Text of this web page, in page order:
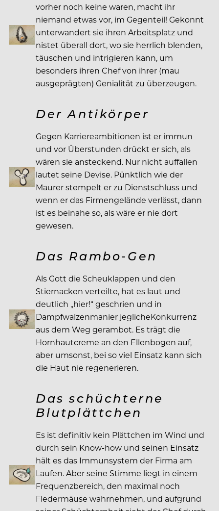
vorher noch keine waren, macht ihr
niemand etwas vor, im Gegenteil! Gekonnt
unterwandert sie ihren Arbeitsplatz und
nistet überall dort, wo sie herrlich blenden,
täuschen und intrigieren kann, um
besonders ihren Chef von ihrer (mau
ausgeprägten) Genialität zu überzeugen.
Der Antikörper
Gegen Karriereambitionen ist er immun
und vor Überstunden drückt er sich, als
wären sie ansteckend. Nur nicht auffallen
lautet seine Devise. Pünktlich wie der
Maurer stempelt er zu Dienstschluss und
wenn er das Firmengelände verlässt, dann
ist es beinahe so, als wäre er nie dort
gewesen.
Das Rambo-Gen
Als Gott die Scheuklappen und den
Stiernacken verteilte, hat es laut und
deutlich „hier!“ geschrien und in
Dampfwalzenmanier jeglicheKonkurrenz
aus dem Weg gerambot. Es trägt die
Hornhautcreme an den Ellenbogen auf,
aber umsonst, bei so viel Einsatz kann sich
die Haut nie regenerieren.
Das schüchterne
Blutplättchen
Es ist definitiv kein Plättchen im Wind und
durch sein Know-how und seinen Einsatz
hält es das Immunsystem der Firma am
Laufen. Aber seine Stimme liegt in einem
Frequenzbereich, den maximal noch
Fledermäuse wahrnehmen, und aufgrund